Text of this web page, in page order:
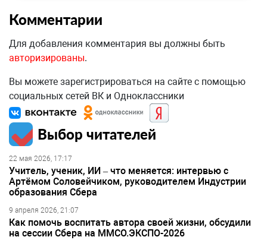
Комментарии
Для добавления комментария вы должны быть
авторизированы.
Вы можете зарегистрироваться на сайте с помощью
социальных сетей ВК и Одноклассники
Выбор читателей
22 мая 2026, 17:17
Учитель, ученик, ИИ – что меняется: интервью с
Артёмом Соловейчиком, руководителем Индустрии
образования Сбера
9 апреля 2026, 21:07
Как помочь воспитать автора своей жизни, обсудили
на сессии Сбера на ММСО.ЭКСПО-2026